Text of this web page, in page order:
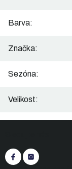
Barva:
Značka:
Sezóna:
Velikost:
a